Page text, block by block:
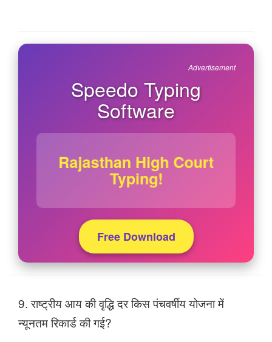
Advertisement
Speedo Typing
Software
Rajasthan High Court
Typing!
Free Download
9. राष्‍ट्रीय आय की वृद्धि दर किस पंचवर्षीय योजना में
न्‍यूनतम रिकार्ड की गई?